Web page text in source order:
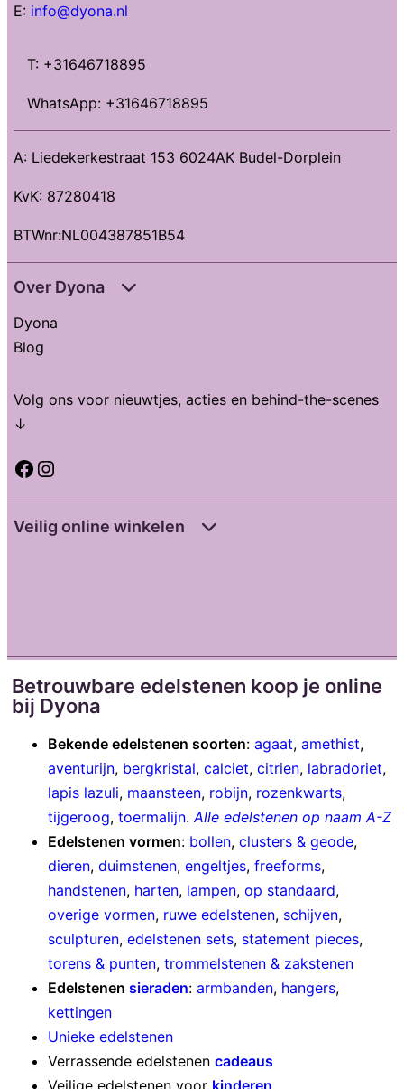
E: info@dyona.nl
T: +31646718895
WhatsApp: +31646718895
A: Liedekerkestraat 153 6024AK Budel-Dorplein
KvK: 87280418
BTWnr:NL004387851B54
Over Dyona
Dyona
Blog
Volg ons voor nieuwtjes, acties en behind-the-scenes
↓
Facebook Instagram
Veilig online winkelen
Betrouwbare edelstenen koop je online
bij Dyona
Bekende edelstenen soorten: agaat, amethist,
aventurijn, bergkristal, calciet, citrien, labradoriet,
lapis lazuli, maansteen, robijn, rozenkwarts,
tijgeroog, toermalijn.Alle edelstenen op naam A-Z
Edelstenen vormen: bollen, clusters & geode,
dieren, duimstenen, engeltjes, freeforms,
handstenen, harten, lampen, op standaard,
overige vormen, ruwe edelstenen, schijven,
sculpturen, edelstenen sets, statement pieces,
torens & punten, trommelstenen & zakstenen
Edelstenen sieraden: armbanden, hangers,
kettingen
Unieke edelstenen
Verrassende edelstenen cadeaus